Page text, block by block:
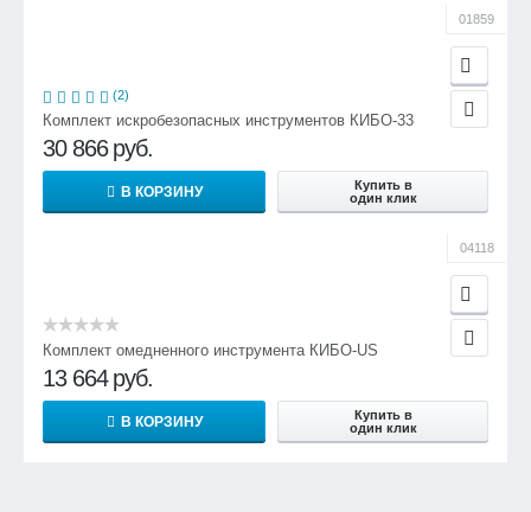
01859
(2)
Комплект искробезопасных инструментов КИБО-33
30 866 руб.
В КОРЗИНУ
Купить в
один клик
04118
Комплект омедненного инструмента КИБО-US
13 664 руб.
В КОРЗИНУ
Купить в
один клик